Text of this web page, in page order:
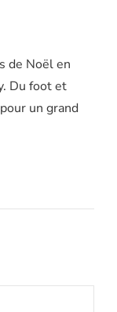
de Noël en
Du foot et
un grand